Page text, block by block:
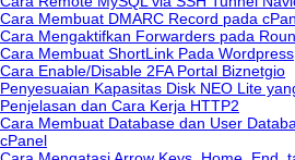
Cara Membuat DMARC Record pada
Cara Mengaktifkan Forwarders pada
Cara Membuat ShortLink Pada Wordpress
Cara Enable/Disable 2FA Portal Biznetgio
Penyesuaian Kapasitas Disk NEO Lite
Penjelasan dan Cara Kerja HTTP2
Cara Membuat Database dan User
cPanel